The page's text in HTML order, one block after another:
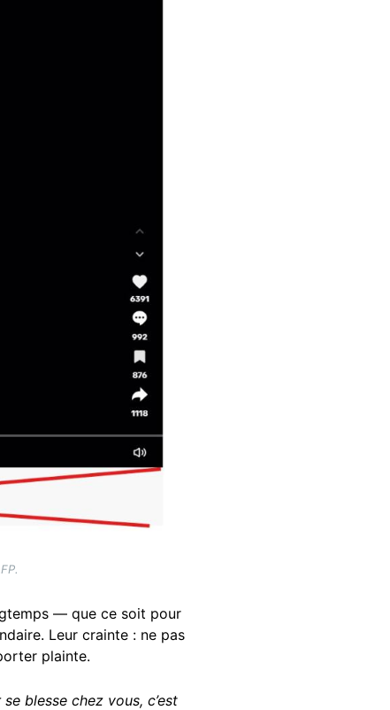
— que ce soit pour
Leur crainte : ne pas
plainte.
blesse chez vous, c’est